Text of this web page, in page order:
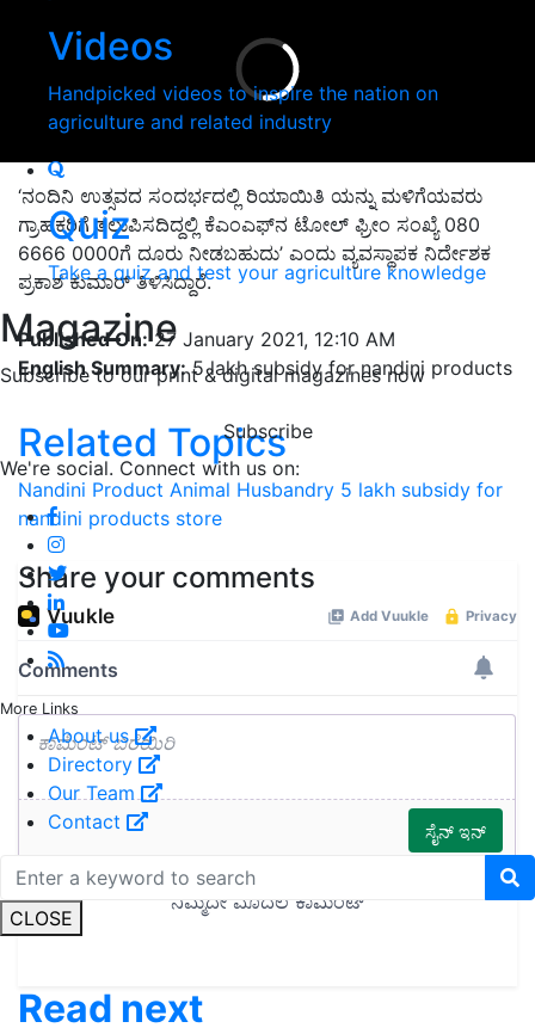
Videos
Handpicked videos to inspire the nation on
agriculture and related industry
Quiz
Take a quiz and test your agriculture knowledge
Magazine
Subscribe to our print & digital magazines now
Subscribe
We're social. Connect with us on:
More Links
About us
Directory
Our Team
Contact
CLOSE
‘ನಂದಿನಿ ಉತ್ಸವದ ಸಂದರ್ಭದಲ್ಲಿ ರಿಯಾಯಿತಿ ಯನ್ನು ಮಳಿಗೆಯವರು
ಗ್ರಾಹಕರಿಗೆ ತಲುಪಿಸದಿದ್ದಲ್ಲಿ ಕೆಎಂಎಫ್‌ನ ಟೋಲ್ ಫ್ರೀಂ ಸಂಖ್ಯೆ 080
6666 0000ಗೆ ದೂರು ನೀಡಬಹುದು’ ಎಂದು ವ್ಯವಸ್ಥಾಪಕ ನಿರ್ದೇಶಕ
ಪ್ರಕಾಶ ಕುಮಾರ್ ತಿಳಿಸಿದ್ದಾರೆ.
Published On:27 January 2021, 12:10 AM
English Summary:5 lakh subsidy for nandini products
Related Topics
Nandini Product Animal Husbandry 5 lakh subsidy for
nandini products store
Share your comments
Read next